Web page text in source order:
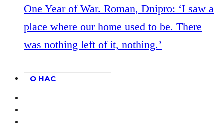
One Year of War. Roman, Dnipro: ‘I saw a
place where our home used to be. There
was nothing left of it, nothing.’
О НАС